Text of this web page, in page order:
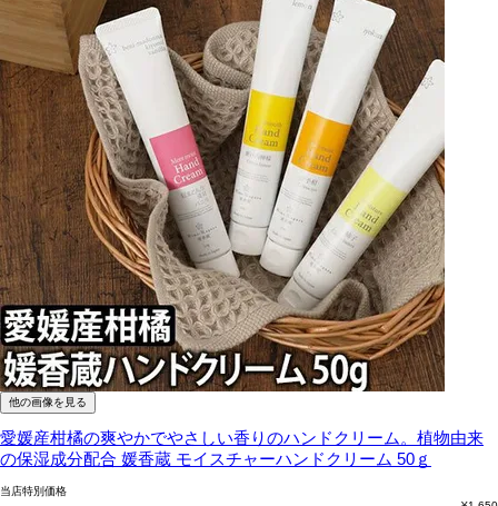
他の画像を見る
愛媛産柑橘の爽やかでやさしい香りのハンドクリーム。植物由来
の保湿成分配合 媛香蔵 モイスチャーハンドクリーム 50ｇ
当店特別価格